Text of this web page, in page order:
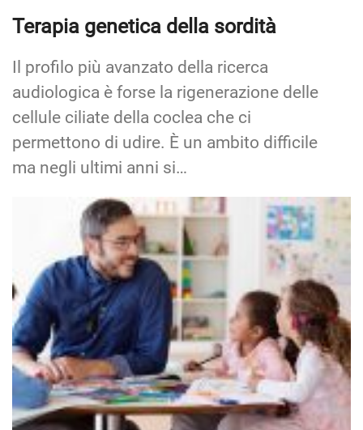
Terapia genetica della sordità
Il profilo più avanzato della ricerca
audiologica è forse la rigenerazione delle
cellule ciliate della coclea che ci
permettono di udire. È un ambito difficile
ma negli ultimi anni si…